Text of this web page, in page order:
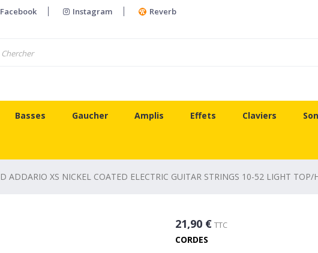
Facebook Instagram Reverb
Basses Gaucher Amplis Effets Claviers
D ADDARIO XS NICKEL COATED ELECTRIC GUITAR STRINGS 10-52 LIGHT TOP/
21,90 € TTC
CORDES